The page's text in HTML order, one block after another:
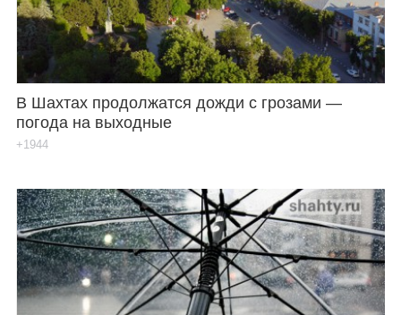
В Шахтах продолжатся дожди с грозами —
погода на выходные
+1944